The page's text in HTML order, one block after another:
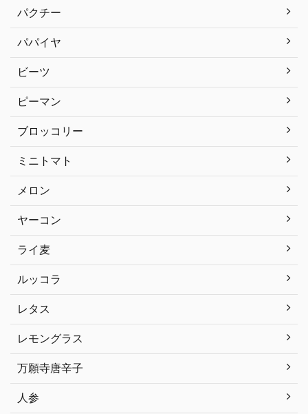
パクチー
パパイヤ
ビーツ
ピーマン
ブロッコリー
ミニトマト
メロン
ヤーコン
ライ麦
ルッコラ
レタス
レモングラス
万願寺唐辛子
人参